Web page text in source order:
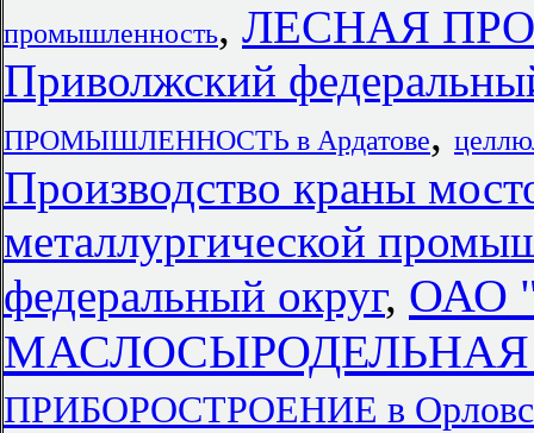
промышленность, ЛЕСНАЯ
Приволжский
ПРОМЫШЛЕННОСТЬ в Ардатове,
Производство краны
металлургической
федеральный округ, ОАО
ПРИБОРОСТРОЕНИЕ в